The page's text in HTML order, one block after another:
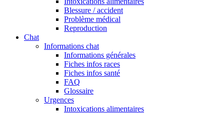
Blessure / accident
Problème médical
Reproduction
Chat
Informations chat
Informations générales
Fiches infos races
Fiches infos santé
FAQ
Glossaire
Urgences
Intoxications alimentaires